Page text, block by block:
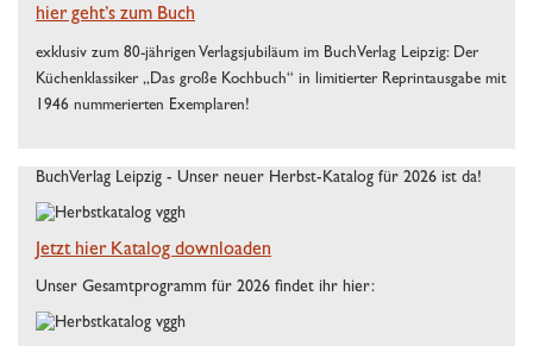
hier geht’s zum Buch
exklusiv zum 80-jährigen Verlagsjubiläum im BuchVerlag Leipzig: Der
Küchenklassiker „Das große Kochbuch“ in limitierter Reprintausgabe mit
1946 nummerierten Exemplaren!
BuchVerlag Leipzig - Unser neuer Herbst-Katalog für 2026 ist da!
Jetzt hier Katalog downloaden
Unser Gesamtprogramm für 2026 findet ihr hier: